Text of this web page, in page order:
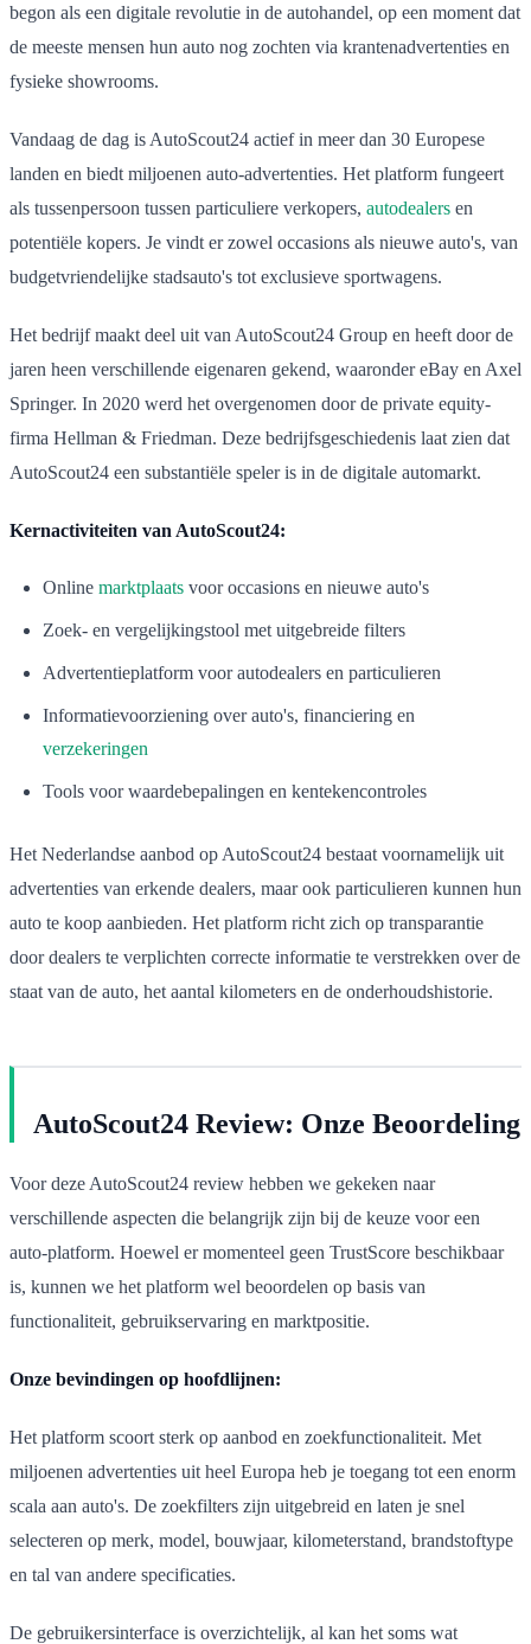
begon als een digitale revolutie in de autohandel, op een moment dat
de meeste mensen hun auto nog zochten via krantenadvertenties en
fysieke showrooms.
Vandaag de dag is AutoScout24 actief in meer dan 30 Europese
landen en biedt miljoenen auto-advertenties. Het platform fungeert
als tussenpersoon tussen particuliere verkopers, autodealers en
potentiële kopers. Je vindt er zowel occasions als nieuwe auto's, van
budgetvriendelijke stadsauto's tot exclusieve sportwagens.
Het bedrijf maakt deel uit van AutoScout24 Group en heeft door de
jaren heen verschillende eigenaren gekend, waaronder eBay en Axel
Springer. In 2020 werd het overgenomen door de private equity-
firma Hellman & Friedman. Deze bedrijfsgeschiedenis laat zien dat
AutoScout24 een substantiële speler is in de digitale automarkt.
Kernactiviteiten van AutoScout24:
Online marktplaats voor occasions en nieuwe auto's
Zoek- en vergelijkingstool met uitgebreide filters
Advertentieplatform voor autodealers en particulieren
Informatievoorziening over auto's, financiering en
verzekeringen
Tools voor waardebepalingen en kentekencontroles
Het Nederlandse aanbod op AutoScout24 bestaat voornamelijk uit
advertenties van erkende dealers, maar ook particulieren kunnen hun
auto te koop aanbieden. Het platform richt zich op transparantie
door dealers te verplichten correcte informatie te verstrekken over de
staat van de auto, het aantal kilometers en de onderhoudshistorie.
AutoScout24 Review: Onze Beoordeling
Voor deze AutoScout24 review hebben we gekeken naar
verschillende aspecten die belangrijk zijn bij de keuze voor een
auto-platform. Hoewel er momenteel geen TrustScore beschikbaar
is, kunnen we het platform wel beoordelen op basis van
functionaliteit, gebruikservaring en marktpositie.
Onze bevindingen op hoofdlijnen:
Het platform scoort sterk op aanbod en zoekfunctionaliteit. Met
miljoenen advertenties uit heel Europa heb je toegang tot een enorm
scala aan auto's. De zoekfilters zijn uitgebreid en laten je snel
selecteren op merk, model, bouwjaar, kilometerstand, brandstoftype
en tal van andere specificaties.
De gebruikersinterface is overzichtelijk, al kan het soms wat